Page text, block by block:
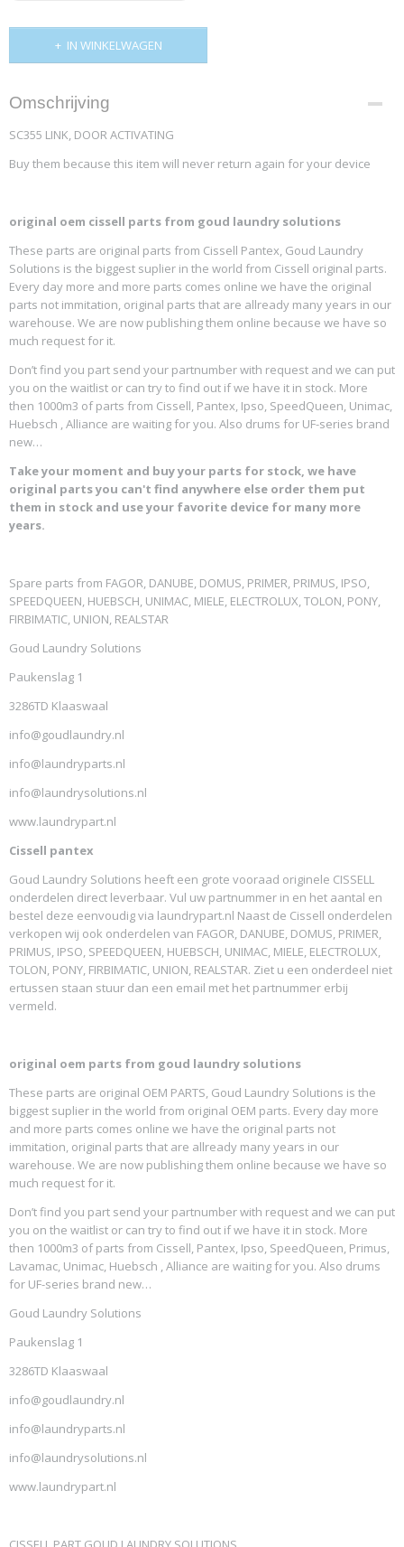
IN WINKELWAGEN
Omschrijving
SC355 LINK, DOOR ACTIVATING
Buy them because this item will never return again for your device
original oem cissell parts from goud laundry solutions
These parts are original parts from Cissell Pantex, Goud Laundry
Solutions is the biggest suplier in the world from Cissell original parts.
Every day more and more parts comes online we have the original
parts not immitation, original parts that are allready many years in our
warehouse. We are now publishing them online because we have so
much request for it.
Don’t find you part send your partnumber with request and we can put
you on the waitlist or can try to find out if we have it in stock. More
then 1000m3 of parts from Cissell, Pantex, Ipso, SpeedQueen, Unimac,
Huebsch , Alliance are waiting for you. Also drums for UF-series brand
new…
Take your moment and buy your parts for stock, we have
original parts you can't find anywhere else order them put
them in stock and use your favorite device for many more
years.
Spare parts from FAGOR, DANUBE, DOMUS, PRIMER, PRIMUS, IPSO,
SPEEDQUEEN, HUEBSCH, UNIMAC, MIELE, ELECTROLUX, TOLON, PONY,
FIRBIMATIC, UNION, REALSTAR
Goud Laundry Solutions
Paukenslag 1
3286TD Klaaswaal
info@goudlaundry.nl
info@laundryparts.nl
info@laundrysolutions.nl
www.laundrypart.nl
Cissell pantex
Goud Laundry Solutions heeft een grote vooraad originele CISSELL
onderdelen direct leverbaar. Vul uw partnummer in en het aantal en
bestel deze eenvoudig via laundrypart.nl Naast de Cissell onderdelen
verkopen wij ook onderdelen van FAGOR, DANUBE, DOMUS, PRIMER,
PRIMUS, IPSO, SPEEDQUEEN, HUEBSCH, UNIMAC, MIELE, ELECTROLUX,
TOLON, PONY, FIRBIMATIC, UNION, REALSTAR. Ziet u een onderdeel niet
ertussen staan stuur dan een email met het partnummer erbij
vermeld.
original oem parts from goud laundry solutions
These parts are original OEM PARTS, Goud Laundry Solutions is the
biggest suplier in the world from original OEM parts. Every day more
and more parts comes online we have the original parts not
immitation, original parts that are allready many years in our
warehouse. We are now publishing them online because we have so
much request for it.
Don’t find you part send your partnumber with request and we can put
you on the waitlist or can try to find out if we have it in stock. More
then 1000m3 of parts from Cissell, Pantex, Ipso, SpeedQueen, Primus,
Lavamac, Unimac, Huebsch , Alliance are waiting for you. Also drums
for UF-series brand new…
Goud Laundry Solutions
Paukenslag 1
3286TD Klaaswaal
info@goudlaundry.nl
info@laundryparts.nl
info@laundrysolutions.nl
www.laundrypart.nl